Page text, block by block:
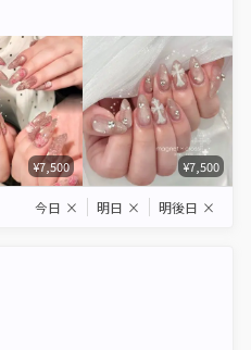
¥7,500 ¥7,500
今日 × 明日 × 明後日 ×